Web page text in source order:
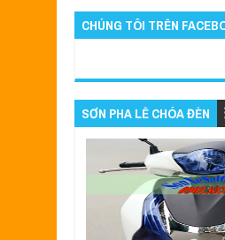
CHÚNG TÔI TRÊN
SƠN PHA LÊ CHÓA ĐÈN